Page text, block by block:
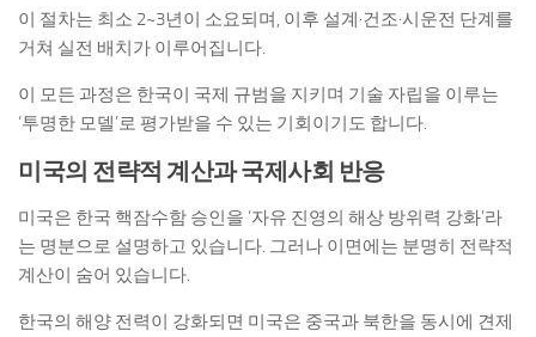
이 절차는 최소 2~3년이 소요되며, 이후 설계·건조·시운전 단계를
거쳐 실전 배치가 이루어집니다.
이 모든 과정은 한국이 국제 규범을 지키며 기술 자립을 이루는
‘투명한 모델’로 평가받을 수 있는 기회이기도 합니다.
미국의 전략적 계산과 국제사회 반응
미국은 한국 핵잠수함 승인을 ‘자유 진영의 해상 방위력 강화’라
는 명분으로 설명하고 있습니다. 그러나 이면에는 분명히 전략적
계산이 숨어 있습니다.
한국의 해양 전력이 강화되면 미국은 중국과 북한을 동시에 견제